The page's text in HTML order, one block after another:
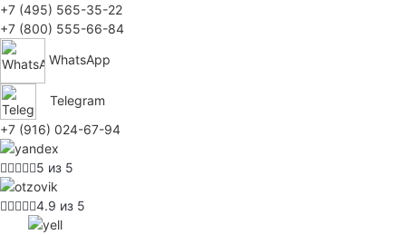
+7 (495) 565-35-22
+7 (800) 555-66-84
WhatsApp
Telegram
+7 (916) 024-67-94
5 из 5
4.9 из 5